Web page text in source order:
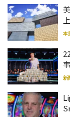
本
新